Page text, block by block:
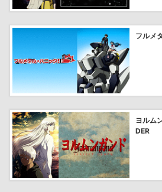
フルメ
ヨルム
DER